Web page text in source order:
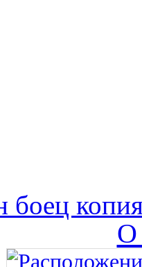
О